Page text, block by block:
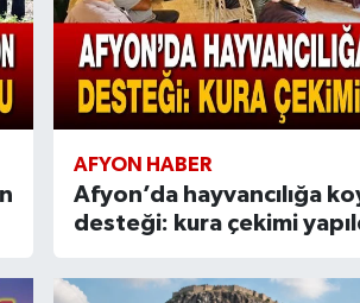
AFYON HABER
Afyon’da hayvancılığa
desteği: kura çekimi